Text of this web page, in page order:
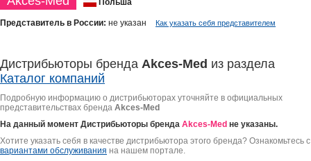
Польша
Представитель в России: не указан Как указать себя представителем
Дистрибьюторы бренда Akces-Med из раздела
Каталог компаний
Подробную информацию о дистрибьюторах уточняйте в официальных
представительствах бренда Akces-Med
На данный момент Дистрибьюторы бренда Akces-Med не указаны.
Хотите указать себя в качестве дистрибьютора этого бренда? Ознакомьтесь с
вариантами обслуживания на нашем портале.